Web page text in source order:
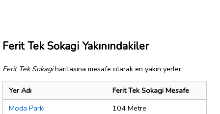
Ferit Tek Sokagi Yakınındakiler
Ferit Tek Sokagiharitasına mesafe olarak en yakın yerler:
Yer Adı
Ferit Tek Sokagi Mesafe
Moda Parkı
104 Metre